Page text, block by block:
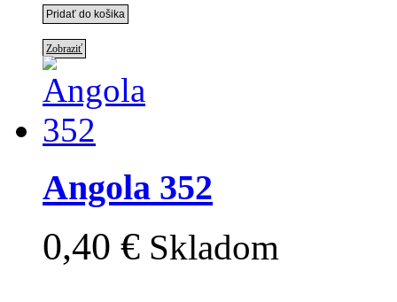
Zobraziť
Angola 352
0,40 € Skladom